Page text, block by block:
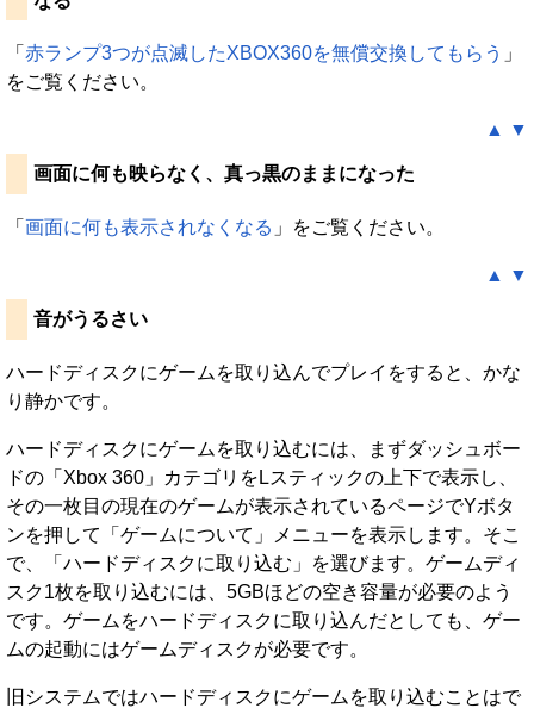
「 赤ランプ3つが点滅したXBOX360を無償交換してもらう 」
をご覧ください。
▲ ▼
画面に何も映らなく、真っ黒のままになった
「 画面に何も表示されなくなる 」をご覧ください。
▲ ▼
音がうるさい
ハードディスクにゲームを取り込んでプレイをすると、かな
り静かです。
ハードディスクにゲームを取り込むには、まずダッシュボー
ドの「Xbox 360」カテゴリをLスティックの上下で表示し、
その一枚目の現在のゲームが表示されているページでYボタ
ンを押して「ゲームについて」メニューを表示します。そこ
で、「ハードディスクに取り込む」を選びます。ゲームディ
スク1枚を取り込むには、5GBほどの空き容量が必要のよう
です。ゲームをハードディスクに取り込んだとしても、ゲー
ムの起動にはゲームディスクが必要です。
旧システムではハードディスクにゲームを取り込むことはで